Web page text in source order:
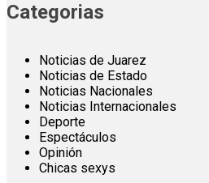
Categorias
Noticias de Juarez
Noticias de Estado
Noticias Nacionales
Noticias Internacionales
Deporte
Espectáculos
Opinión
Chicas sexys